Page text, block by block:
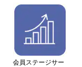
会員ステージサー